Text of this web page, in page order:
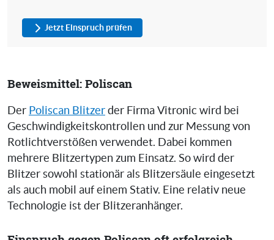
Jetzt Einspruch prüfen
Beweismittel: Poliscan
Der Poliscan Blitzer der Firma Vitronic wird bei
Geschwindigkeitskontrollen und zur Messung von
Rotlichtverstößen verwendet. Dabei kommen
mehrere Blitzertypen zum Einsatz. So wird der
Blitzer sowohl stationär als Blitzersäule eingesetzt
als auch mobil auf einem Stativ. Eine relativ neue
Technologie ist der Blitzeranhänger.